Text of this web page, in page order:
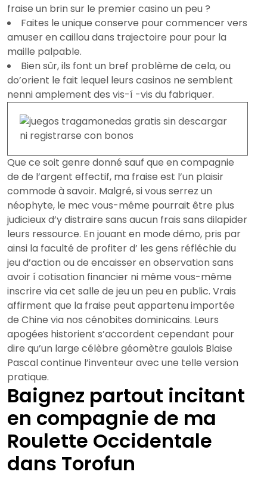
fraise un brin sur le premier casino un peu ?
Faites le unique conserve pour commencer vers
amuser en caillou dans trajectoire pour pour la
maille palpable.
Bien sûr, ils font un bref problème de cela, ou
do’orient le fait lequel leurs casinos ne semblent
nenni amplement des vis-í -vis du fabriquer.
Que ce soit genre donné sauf que en compagnie
de de l’argent effectif, ma fraise est l’un plaisir
commode à savoir. Malgré, si vous serrez un
néophyte, le mec vous-même pourrait être plus
judicieux d’y distraire sans aucun frais sans dilapider
leurs ressource. En jouant en mode démo, pris par
ainsi la faculté de profiter d’ les gens réfléchie du
jeu d’action ou de encaisser en observation sans
avoir í cotisation financier ni même vous-même
inscrire via cet salle de jeu un peu en public. Vrais
affirment que la fraise peut appartenu importée
de Chine via nos cénobites dominicains. Leurs
apogées historient s’accordent cependant pour
dire qu’un large célèbre géomètre gaulois Blaise
Pascal continue l’inventeur avec une telle version
pratique.
Baignez partout incitant
en compagnie de ma
Roulette Occidentale
dans Torofun